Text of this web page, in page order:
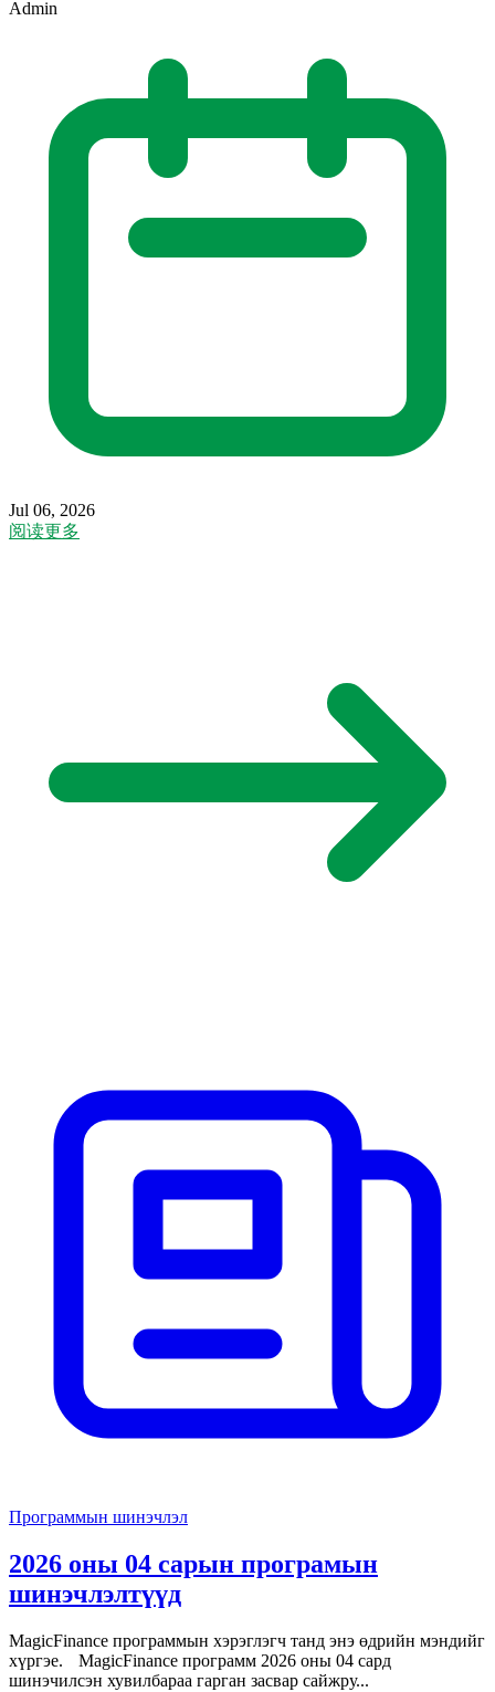
Admin
Jul 06, 2026
阅读更多
Программын шинэчлэл
2026 оны 04 сарын програмын
шинэчлэлтүүд
MagicFinance программын хэрэглэгч танд энэ өдрийн мэндийг
хүргэе. MagicFinance программ 2026 оны 04 сард
шинэчилсэн хувилбараа гарган засвар сайжру...